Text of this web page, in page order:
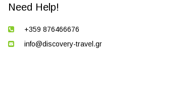
Need Help!
+359 876466676
info@discovery-travel.gr